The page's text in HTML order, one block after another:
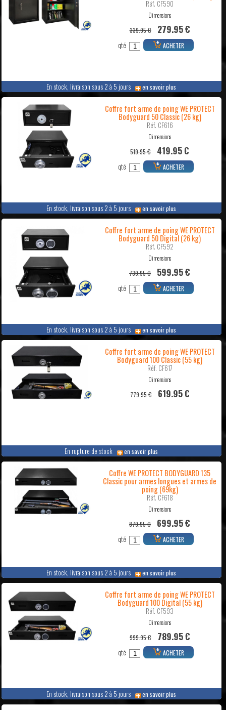
En stock, livraison sous 2 à 5 jours en savoir plus
Réf. CF590
Dimensions
339.95 € 279.95 €
qté ACHETER
En stock, livraison sous 2 à 5 jours en savoir plus
Coffre fort arme de poing WE PROTECT
Bodyguard 50 Classic (26 kg)
Réf. CF616
Dimensions
519.95 € 419.95 €
qté ACHETER
En stock, livraison sous 2 à 5 jours en savoir plus
Coffre fort arme de poing WE PROTECT
Bodyguard 50 Digital (26 kg)
Réf. CF592
Dimensions
739.95 € 599.95 €
qté ACHETER
En rupture de stock en savoir plus
Coffre fort arme de poing WE PROTECT
Bodyguard 100 Classic (55 kg)
Réf. CF617
Dimensions
779.95 € 619.95 €
En stock, livraison sous 2 à 5 jours en savoir plus
Coffre WE PROTECT BODYGUARD 135
Classic pour armes longues et armes de
poing (69kg)
Réf. CF618
Dimensions
879.95 € 699.95 €
qté ACHETER
En stock, livraison sous 2 à 5 jours en savoir plus
Coffre fort arme de poing WE PROTECT
Bodyguard 100 Digital (55 kg)
Réf. CF593
Dimensions
999.95 € 789.95 €
qté ACHETER